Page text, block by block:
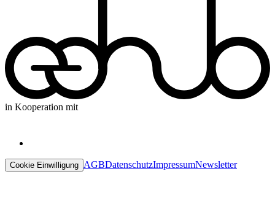
in Kooperation mit
Cookie Einwilligung AGBDatenschutzImpressumNewsletter